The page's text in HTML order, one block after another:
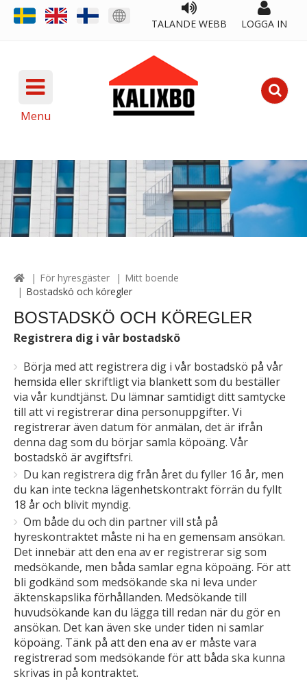
TALANDE WEBB LOGGA IN
Menu
För hyresgäster
Mitt boende
Bostadskö och köregler
BOSTADSKÖ OCH KÖREGLER
Registrera dig i vår bostadskö
Börja med att registrera dig i vår bostadskö på vår
hemsida eller skriftligt via blankett som du beställer
via vår kundtjänst. Du lämnar samtidigt ditt samtycke
till att vi registrerar dina personuppgifter. Vi
registrerar även datum för anmälan, det är ifrån
denna dag som du börjar samla köpoäng. Vår
bostadskö är avgiftsfri.
Du kan registrera dig från året du fyller 16 år, men
du kan inte teckna lägenhetskontrakt förrän du fyllt
18 år och blivit myndig.
Om både du och din partner vill stå på
hyreskontraktet måste ni ha en gemensam ansökan.
Det innebär att den ena av er registrerar sig som
medsökande, men båda samlar egna köpoäng. För att
bli godkänd som medsökande ska ni leva under
äktenskapslika förhållanden. Medsökande till
huvudsökande kan du lägga till redan när du gör en
ansökan. Det kan även ske under tiden ni samlar
köpoäng. Tänk på att den ena av er måste vara
registrerad som medsökande för att båda ska kunna
skrivas in på kontraktet.